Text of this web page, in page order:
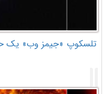
تلسکوپ «جیمز وب» یک